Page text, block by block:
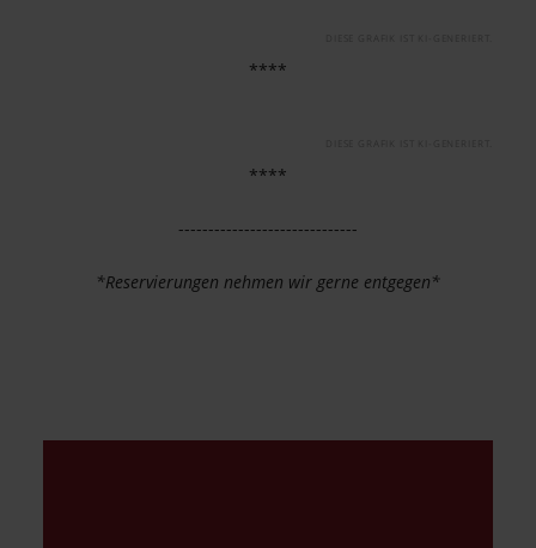
****
****
------------------------------
*Reservierungen nehmen wir gerne entgegen*